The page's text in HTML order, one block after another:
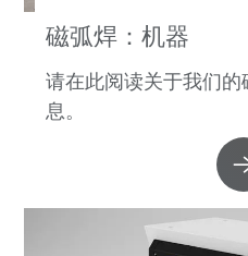
磁弧焊：机器
请在此阅读关于我们
息。